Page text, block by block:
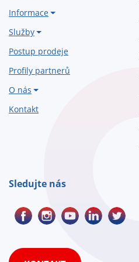
Informace
Služby
Postup prodeje
Profily partnerů
O nás
Kontakt
Sledujte nás